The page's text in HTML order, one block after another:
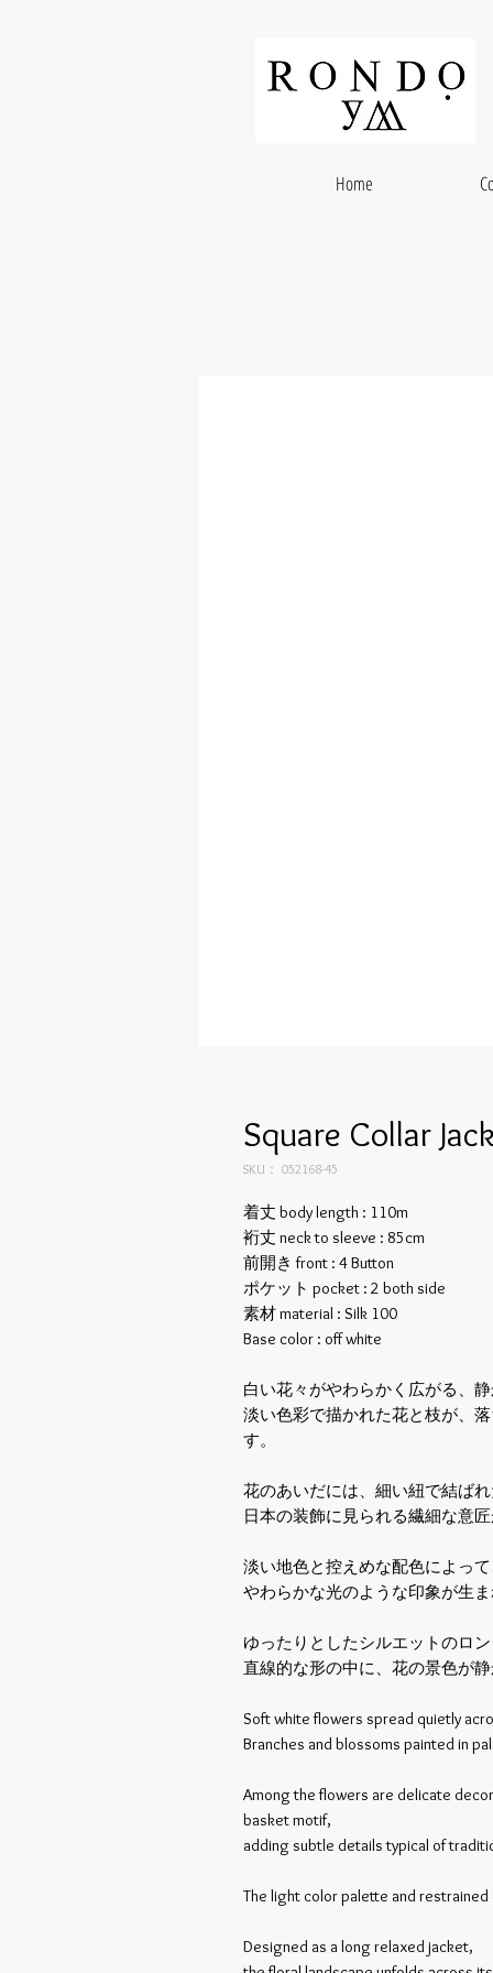
Home
Square Collar
SKU： 052168-45
着丈 body length : 110m
裄丈 neck to sleeve : 85cm
前開き front : 4 Button
ポケット pocket : 2 both side
素材 material : Silk 100
Base color : off white
白い花々がやわらかく広がる、
淡い色彩で描かれた花と枝が、
す。
花のあいだには、細い紐で結ば
日本の装飾に見られる繊細な意
淡い地色と控えめな配色によっ
やわらかな光のような印象が生
ゆったりとしたシルエットのロ
直線的な形の中に、花の景色が
Soft white flowers spread quietly
Branches and blossoms painted in
Among the flowers are delicate
basket motif,
adding subtle details typical of
The light color palette and
Designed as a long relaxed jacket,